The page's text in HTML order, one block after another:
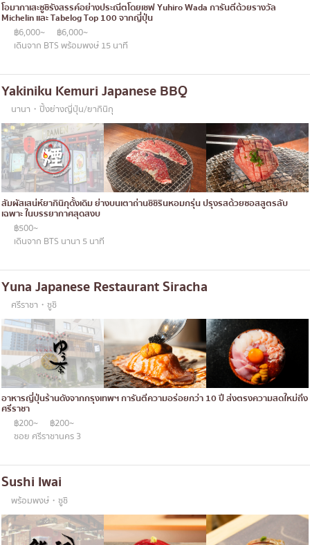
โอมากาเสะซูชิรังสรรค์อย่างประณีตโดยเชฟ Yuhiro Wada การันตีด้วยรางวัล
Michelin และ Tabelog Top 100 จากญี่ปุ่น
฿6,000~
฿6,000~
เดินจาก BTS พร้อมพงษ์ 15 นาที
Yakiniku Kemuri Japanese BBQ
นานา・ปิ้งย่างญี่ปุ่น/ยากินิกุ
สัมผัสเสน่ห์ยากินิกุดั้งเดิม ย่างบนเตาถ่านชิชิรินหอมกรุ่น ปรุงรสด้วยซอสสูตรลับ
เฉพาะ ในบรรยากาศสุดสงบ
฿500~
เดินจาก BTS นานา 5 นาที
Yuna Japanese Restaurant Siracha
ศรีราชา・ซูชิ
อาหารญี่ปุ่นร้านดังจากกรุงเทพฯ การันตีความอร่อยกว่า 10 ปี ส่งตรงความสดใหม่ถึง
ศรีราชา
฿200~
฿200~
ซอย ศรีราชานคร 3
Sushi Iwai
พร้อมพงษ์・ซูชิ